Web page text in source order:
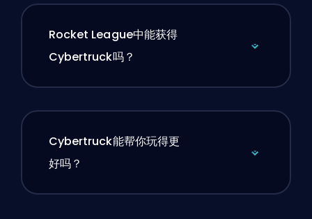
Rocket League中能获得
Cybertruck吗？
Cybertruck能帮你玩得更
好吗？